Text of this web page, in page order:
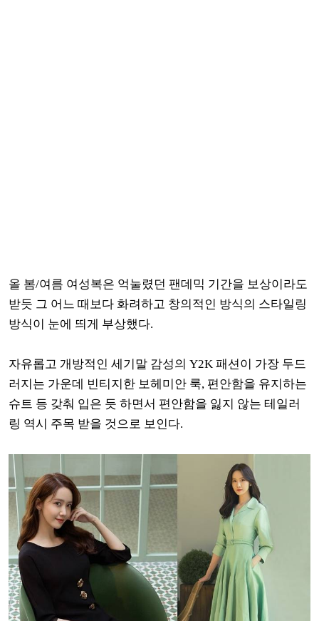
올 봄/여름 여성복은 억눌렸던 팬데믹 기간을 보상이라도
받듯 그 어느 때보다 화려하고 창의적인 방식의 스타일링
방식이 눈에 띄게 부상했다.
자유롭고 개방적인 세기말 감성의 Y2K 패션이 가장 두드
러지는 가운데 빈티지한 보헤미안 룩, 편안함을 유지하는
슈트 등 갖춰 입은 듯 하면서 편안함을 잃지 않는 테일러
링 역시 주목 받을 것으로 보인다.